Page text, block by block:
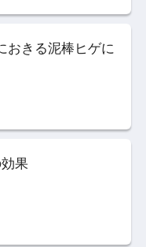
おきる泥棒ヒゲに
果